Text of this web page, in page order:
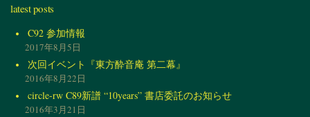
latest posts
C92 参加情報
2017年8月5日
次回イベント『東方酔音庵 第二幕』
2016年8月22日
circle-rw C89新譜 “10years” 書店委託のお知らせ
2016年3月21日